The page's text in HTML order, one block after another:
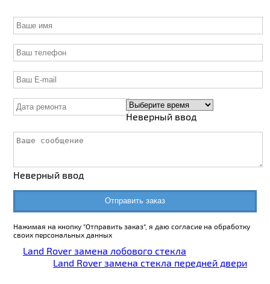
Неверный ввод
Неверный ввод
Отправить заказ
Нажимая на кнопку "Отправить заказ", я даю согласие на обработку
своих персональных данных
Land Rover замена лобового стекла
Land Rover замена стекла передней двери